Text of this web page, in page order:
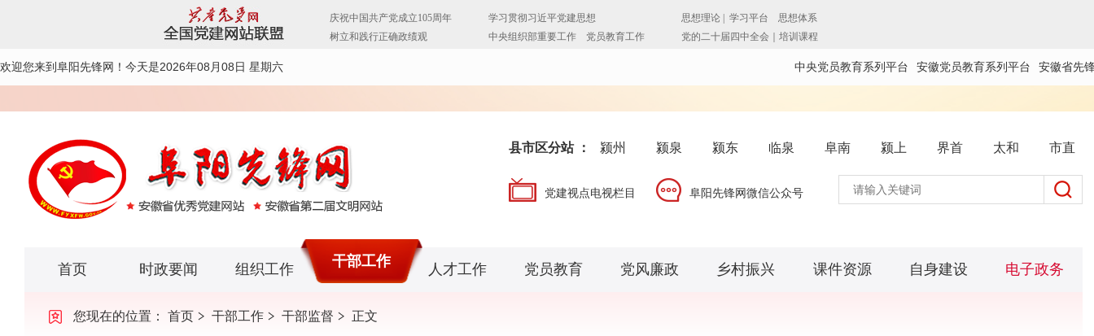
欢迎您来到阜阳先锋网！ 今天是2026年08月08日 星期六 中央党员教育系列平台 安徽党员教育系列平台 安徽省先
县市区分站 ： 颍州 颍泉 颍东 临泉 阜南 颍上 界首 太和 市直
党建视点电视栏目 阜阳先锋网微信公众号
首页 时政要闻 组织工作 干部工作 人才工作 党员教育 党风廉政 乡村振兴 课件资源 自身建设 电子政务
您现在的位置： 首页 干部工作 干部监督 正文